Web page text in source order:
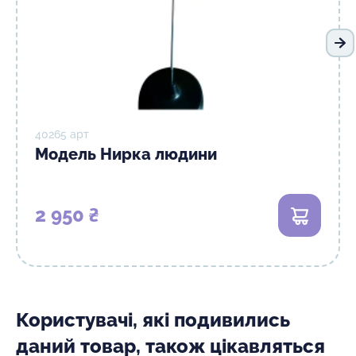
40265 арт
Модель Нирка людини
2 950 ₴ В кошик
Користувачі, які подивились
даний товар, також цікавляться